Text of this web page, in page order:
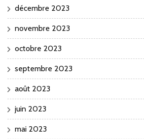
décembre 2023
novembre 2023
octobre 2023
septembre 2023
août 2023
juin 2023
mai 2023